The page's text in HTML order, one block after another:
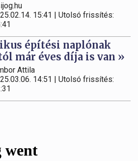
15:41 | Utolsó frissítés:
építési naplónak
már éves díja is van »
Attila
14:51 | Utolsó frissítés: